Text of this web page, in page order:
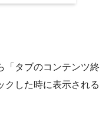
「タブのコンテンツ終
クした時に表示される